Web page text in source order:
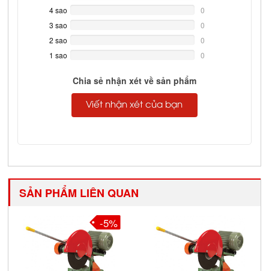
Complete
4 sao
Complete
0
3 sao
Complete
0
2 sao
Complete
0
1 sao
0
Chia sẻ nhận xét về sản phẩm
Viết nhận xét của bạn
SẢN PHẨM LIÊN QUAN
-5%